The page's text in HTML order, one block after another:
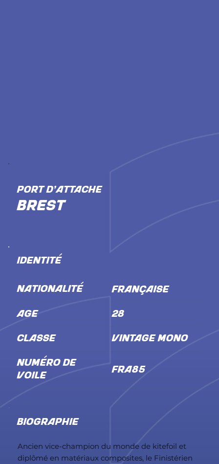
BIOGRAPHIE
Ancien vice-champion du monde de kitefoil et
diplômé en matériaux composites, le Finistérien
IDENTITÉ
NUMÉRO DE
VOILE
FRA85
CLASSE Vintage Mono
ÂGE 28
NATIONALITÉ Française
PORT D'ATTACHE
Brest